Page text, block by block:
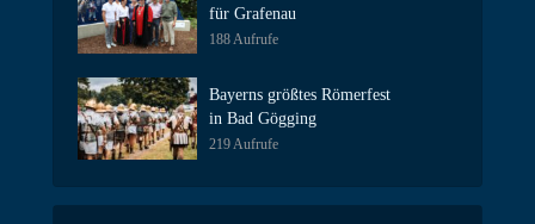
für Grafenau
188 Aufrufe
Bayerns größtes Römerfest
in Bad Gögging
219 Aufrufe